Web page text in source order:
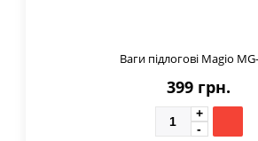
Ваги підлогові Magio
399 грн.